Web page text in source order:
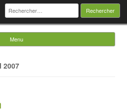
Rechercher :
Menu
2007